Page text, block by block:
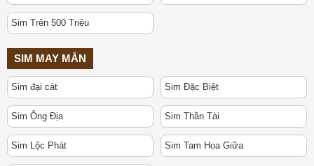
Sim Trên 500 Triệu
SIM MAY MẮN
Sim đại cát Sim Đặc Biệt
Sim Ông Địa Sim Thần Tài
Sim Lộc Phát Sim Tam Hoa Giữa